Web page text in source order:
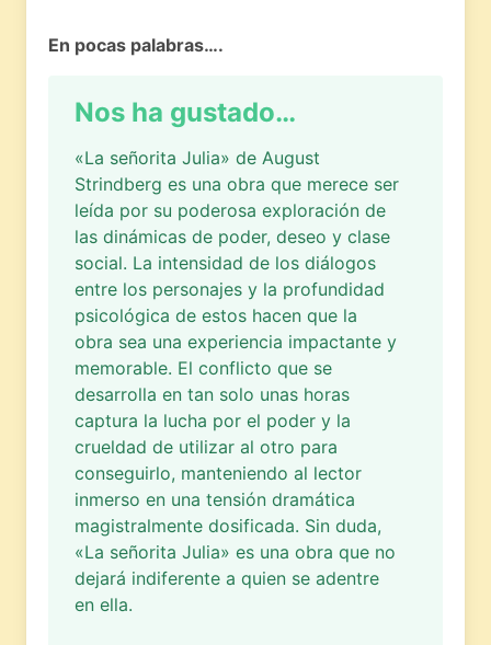
En pocas palabras….
Nos ha gustado…
«La señorita Julia» de August
Strindberg es una obra que merece ser
leída por su poderosa exploración de
las dinámicas de poder, deseo y clase
social. La intensidad de los diálogos
entre los personajes y la profundidad
psicológica de estos hacen que la
obra sea una experiencia impactante y
memorable. El conflicto que se
desarrolla en tan solo unas horas
captura la lucha por el poder y la
crueldad de utilizar al otro para
conseguirlo, manteniendo al lector
inmerso en una tensión dramática
magistralmente dosificada. Sin duda,
«La señorita Julia» es una obra que no
dejará indiferente a quien se adentre
en ella.